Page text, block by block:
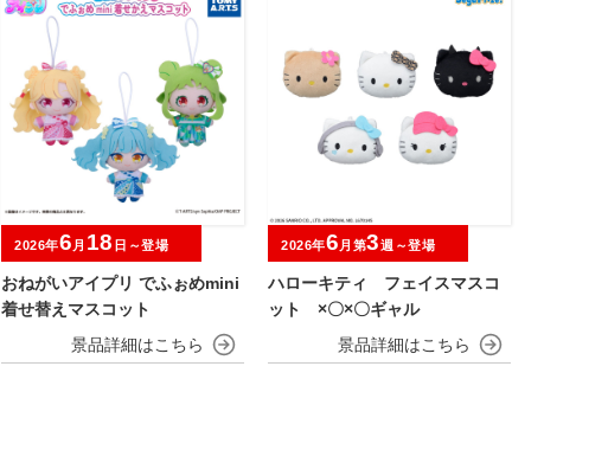
おねがいアイプリ でふぉめmini
着せ替えマスコット
2026年6 月 18 日～登場
ハローキティ フェイスマスコ
ット ×〇×〇ギャル
2026年6 月第3週～登場